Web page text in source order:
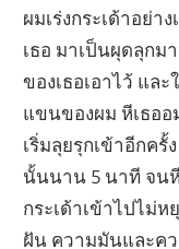
ผมเร่งกระเด้าอย่
เธอ มาเป็นผุดลุกม
ของเธอเอาไว้ แล
แขนของผม หีเธอ
เริ่มลุยรุกเข้าอีกครั้
นั้นนาน 5 นาที จนหี
กระเด้าเข้าไปไม่ห
ฝัน ความมันและค